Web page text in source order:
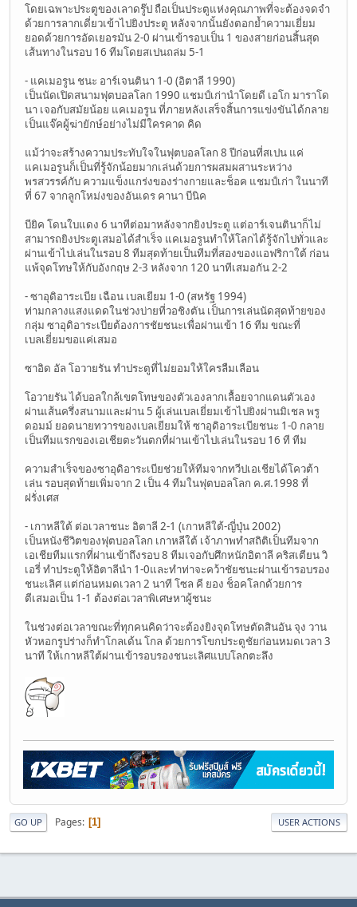
โดยเฉพาะประตูของเลาดรู๊ป ถือเป็นประตูแห่งคุณภาพที่จะต้องจดจำ
ด้วยการลากเดี่ยวเข้าไปยิงประตู หลังจากนั้นยังตอกย้ำความเยี่ยม
ยอดด้วยการอัดเยอรมัน 2-0 ผ่านเข้ารอบเป็น 1 ของสายก่อนสิ้นสุด
เส้นทางในรอบ 16 ทีมโดยสเปนถล่ม 5-1
- แคเมอรูน ชนะ อาร์เจนตินา 1-0 (อิตาลี 1990)
เป็นนัดเปิดสนามฟุตบอลโลก 1990 แชมป์เก่านำโดยดี เอโก มาราโด
นา เจอกับสมัยน้อย แคเมอรูน ที่ภายหลังเสร็จสิ้นการแข่งขันได้กลาย
เป็นแจ๊คผู้ฆ่ายักษ์อย่างไม่มีใครคาด คิด
แม้ว่าจะสร้างความประทับใจในฟุตบอลโลก 8 ปีก่อนที่สเปน แค่
แคเมอรูนก็เป็นที่รู้จักน้อยมากเล่นด้วยการผสมผสานระหว่าง
พรสวรรค์กับ ความแข็งแกร่งของร่างกายและช็อค แชมป์เก่า ในนาที
ที่ 67 จากลูกโหม่งของอันเดร คานา บีนิค
บียิค โดนใบแดง 6 นาทีต่อมาหลังจากยิงประตู แต่อาร์เจนตินาก็ไม่
สามารถยิงประตูเสมอได้สำเร็จ แคเมอรูนทำให้โลกได้รู้จักไปทั่วและ
ผ่านเข้าไปเล่นในรอบ 8 ทีมสุดท้ายเป็นทีมที่สองของแอฟริกาใต้ ก่อน
แพ้จุดโทษให้กับอังกฤษ 2-3 หลังจาก 120 นาทีเสมอกัน 2-2
- ซาอุดิอาระเบีย เฉือน เบลเยียม 1-0 (สหรัฐ 1994)
ท่ามกลางแสงแดดในช่วงบ่ายที่วอชิงตัน เป็นการเล่นนัดสุดท้ายของ
กลุ่ม ซาอุดิอาระเบียต้องการชัยชนะเพื่อผ่านเข้า 16 ทีม ขณะที่
เบลเยี่ยมขอแค่เสมอ
ซาอิด อัล โอวายรัน ทำประตูที่ไม่ยอมให้ใครลืมเลือน
โอวายรัน ได้บอลใกล้เขตโทษของตัวเองลากเลื้อยจากแดนตัวเอง
ผ่านเส้นครึ่งสนามและผ่าน 5 ผู้เล่นเบลเยี่ยมเข้าไปยิงผ่านมิเชล พรู
ดอมม์ ยอดนายทวารของเบลเยียมให้ ซาอุดิอาระเบียชนะ 1-0 กลาย
เป็นทีมแรกของเอเชียตะวันตกที่ผ่านเข้าไปเล่นในรอบ 16 ที ทีม
ความสำเร็จของซาอุดิอาระเบียช่วยให้ทีมจากทวีปเอเชียได้โควต้า
เล่น รอบสุดท้ายเพิ่มจาก 2 เป็น 4 ทีมในฟุตบอลโลก ค.ศ.1998 ที่
ฝรั่งเศส
- เกาหลีใต้ ต่อเวลาชนะ อิตาลี 2-1 (เกาหลีใต้-ญี่ปุ่น 2002)
เป็นหนังชีวิตของฟุตบอลโลก เกาหลีใต้ เจ้าภาพทำสถิติเป็นทีมจาก
เอเชียทีมแรกที่ผ่านเข้าถึงรอบ 8 ทีมเจอกับศึกหนักอิตาลี คริสเตียน วิ
เอรี่ ทำประตูให้อิตาลีนำ 1-0และทำท่าจะคว้าชัยชนะผ่านเข้ารอบรอง
ชนะเลิศ แต่ก่อนหมดเวลา 2 นาที โซล คี ยอง ช็อคโลกด้วยการ
ตีเสมอเป็น 1-1 ต้องต่อเวลาพิเศษหาผู้ชนะ
ในช่วงต่อเวลาขณะที่ทุกคนคิดว่าจะต้องยิงจุดโทษตัดสินอัน จุง วาน
หัวหอกรูปร่างก็ทำโกลเด้น โกล ด้วยการโขกประตูชัยก่อนหมดเวลา 3
นาที ให้เกาหลีใต้ผ่านเข้ารอบรองชนะเลิศแบบโลกตะลึง
GO UP Pages 1 USER ACTIONS